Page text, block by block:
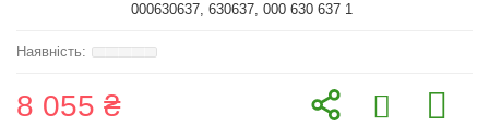
000630637, 630637, 000 630 637 1
8 055 ₴